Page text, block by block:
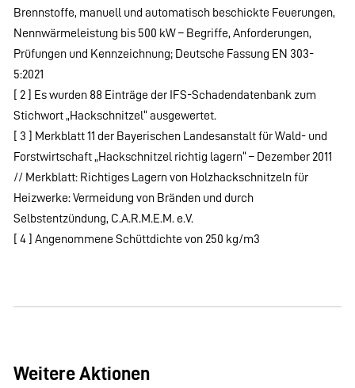
Brennstoffe, manuell und automatisch beschickte Feuerungen,
Nennwärmeleistung bis 500 kW – Begriffe, Anforderungen,
Prüfungen und Kennzeichnung; Deutsche Fassung EN 303-
5:2021
[ 2 ] Es wurden 88 Einträge der IFS-Schadendatenbank zum
Stichwort „Hackschnitzel“ ausgewertet.
[ 3 ] Merkblatt 11 der Bayerischen Landesanstalt für Wald- und
Forstwirtschaft „Hackschnitzel richtig lagern“ – Dezember 2011
// Merkblatt: Richtiges Lagern von Holzhackschnitzeln für
Heizwerke: Vermeidung von Bränden und durch
Selbstentzündung, C.A.R.M.E.M. e.V.
[ 4 ] Angenommene Schüttdichte von 250 kg/m3
Weitere Aktionen